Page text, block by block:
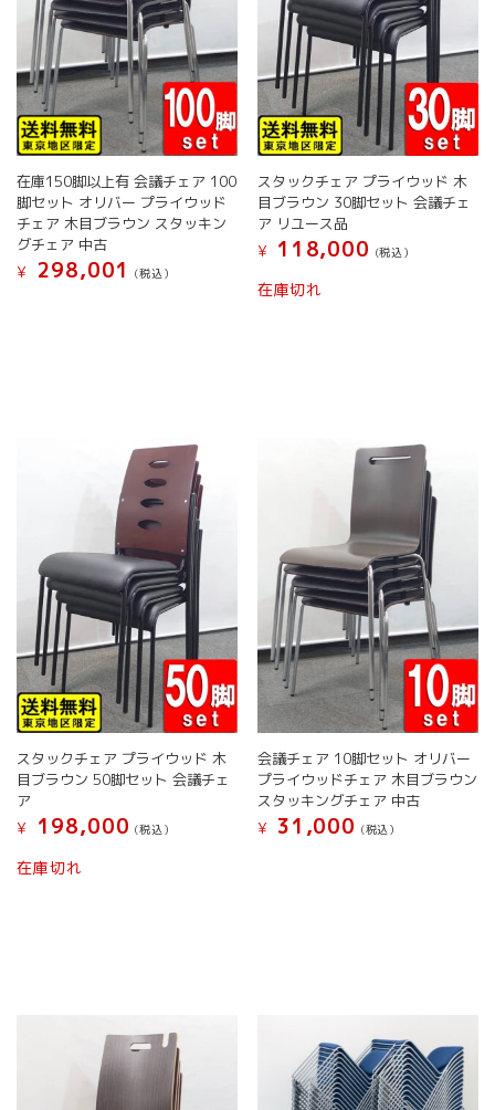
ョ
ン
が
あ
り
ま
す。
プ
シ
ョ
ン
は
す
在庫150脚以上有 会議チェア 100
脚セット オリバー プライウッド
チェア 木目ブラウン スタッキン
グチェア 中古
¥
298,001 (税込）
スタックチェア プライウッド 木
目ブラウン 30脚セット 会議チェ
ア リユース品
¥
118,000 (税込）
在庫切れ
スタックチェア プライウッド 木
目ブラウン 50脚セット 会議チェ
ア
¥
198,000 (税込）
在庫切れ
会議チェア 10脚セット オリバー
プライウッドチェア 木目ブラウン
スタッキングチェア 中古
¥
31,000 (税込）